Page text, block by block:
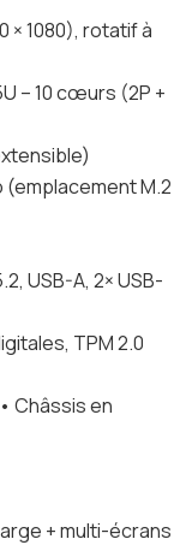
× 1080), rotatif à
– 10 cœurs (2P +
(emplacement M.2
USB-A, 2× USB-
TPM 2.0
Châssis en
+ multi-écrans